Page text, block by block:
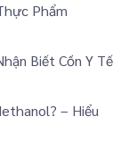
Phẩm
Biết Cồn Y Tế
– Hiểu